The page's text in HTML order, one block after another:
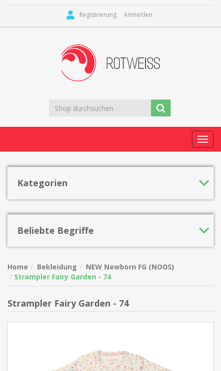
Registrierung Anmelden
Kategorien
Beliebte Begriffe
Home Bekleidung
NEW Newborn FG (NOOS)
Strampler Fairy Garden - 74
Strampler Fairy Garden - 74